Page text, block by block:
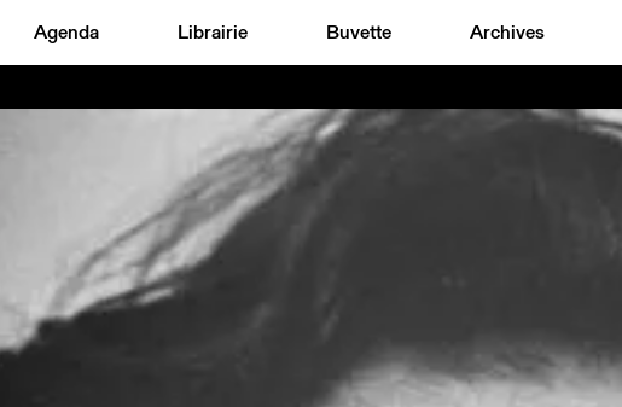
Agenda Librairie Buvette Archives